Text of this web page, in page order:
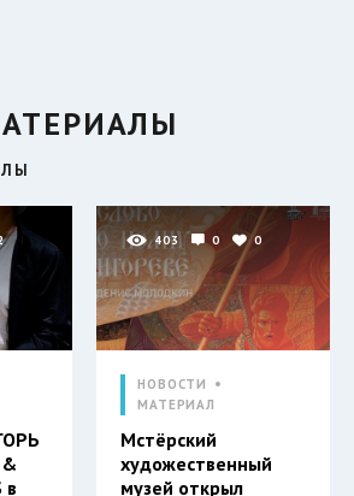
в
403 0 0
НОВОСТИ
МАТЕРИАЛ
Мстёрский
художественный
музей открыл